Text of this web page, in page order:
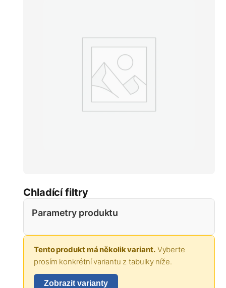
Chladící filtry
Parametry produktu
Tento produkt má několik variant.Vyberte
prosím konkrétní variantu z tabulky níže.
Zobrazit varianty